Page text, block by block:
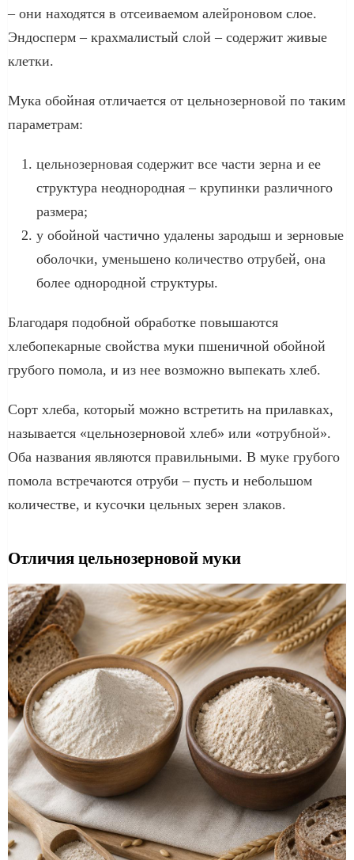
– они находятся в отсеиваемом алейроновом слое.
Эндосперм – крахмалистый слой – содержит живые
клетки.
Мука обойная отличается от цельнозерновой по таким
параметрам:
цельнозерновая содержит все части зерна и ее
структура неоднородная – крупинки различного
размера;
у обойной частично удалены зародыш и зерновые
оболочки, уменьшено количество отрубей, она
более однородной структуры.
Благодаря подобной обработке повышаются
хлебопекарные свойства муки пшеничной обойной
грубого помола, и из нее возможно выпекать хлеб.
Сорт хлеба, который можно встретить на прилавках,
называется «цельнозерновой хлеб» или «отрубной».
Оба названия являются правильными. В муке грубого
помола встречаются отруби – пусть и небольшом
количестве, и кусочки цельных зерен злаков.
Отличия цельнозерновой муки